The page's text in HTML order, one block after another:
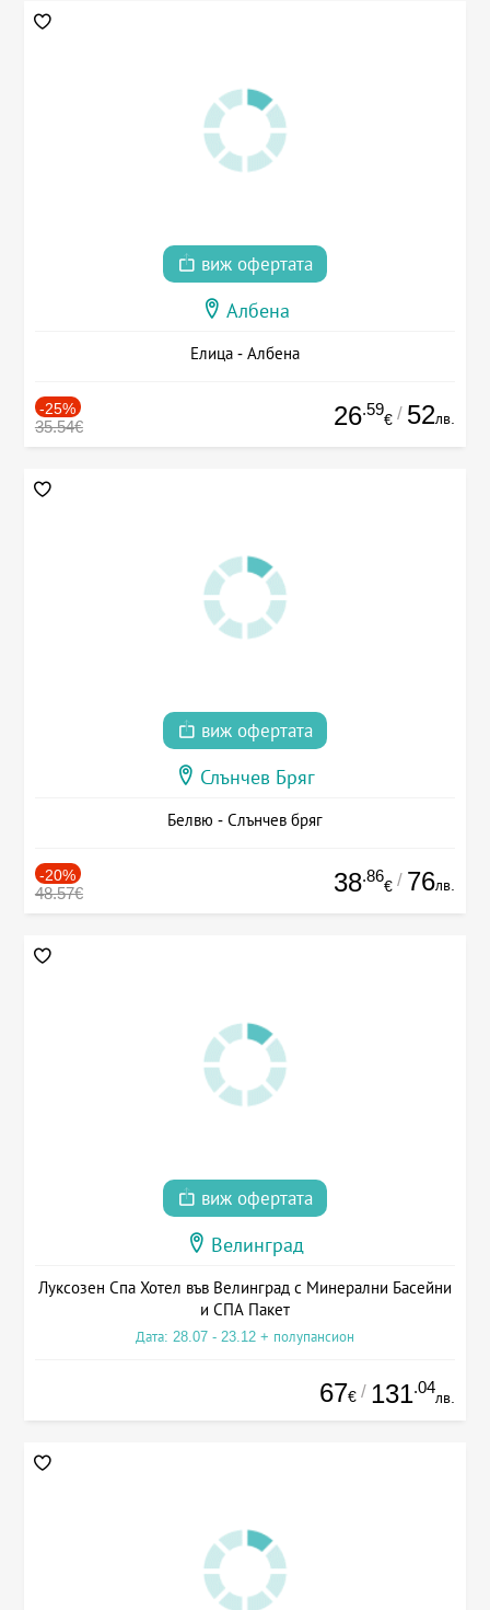
виж офертата
Албена
Елица - Албена
-25%
35.54€ 26.59
€ / 52лв.
виж офертата
Слънчев Бряг
Белвю - Слънчев бряг
-20%
48.57€ 38.86
€ / 76лв.
виж офертата
Велинград
Луксозен Спа Хотел във Велинград с Минерални Басейни
и СПА Пакет
Дата: 28.07 - 23.12 + полупансион
67€ / 131.04
лв.